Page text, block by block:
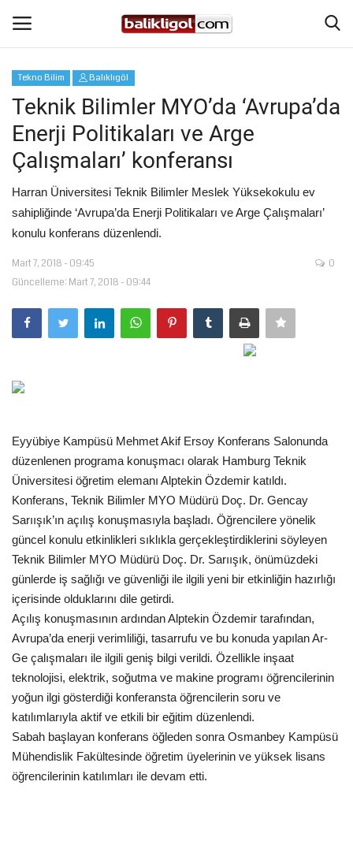
Giriş Yap
Anasayfa
Magazin
Şanlıurfa
Spor
Gündem
Ekonomi
Siyaset
Galeriler
Yaşam
Künye
Sağlık
İletişim
Kültür Sanat
Tekno Bilim Balıklıgöl
Teknik Bilimler MYO’da ‘Avrupa’da
Enerji Politikaları ve Arge
Çalışmaları’ konferansı
Harran Üniversitesi Teknik Bilimler Meslek Yüksekokulu ev
sahipliğinde ‘Avrupa’da Enerji Politikaları ve Arge Çalışmaları’
konulu konferans düzenlendi.
Mart 7, 2018 - 09:45
Güncelleme: Mart 7, 2018 - 09:44
0
Eyyübiye Kampüsü Mehmet Akif Ersoy Konferans Salonunda
düzenlenen programa konuşmacı olarak Hamburg Teknik
Üniversitesi öğretim elemanı Alptekin Özdemir katıldı.
Konferans, Teknik Bilimler MYO Müdürü Doç. Dr. Gencay
Sarıışık’ın açılış konuşmasıyla başladı. Öğrencilere yönelik
güncel konulu etkinlikleri sıklıkla gerçekleştirdiklerini söyleyen
Teknik Bilimler MYO Müdürü Doç. Dr. Sarıışık, önümüzdeki
günlerde iş sağlığı ve güvenliği ile ilgili yeni bir etkinliğin hazırlığı
içerisinde olduklarını dile getirdi.
Açılış konuşmasının ardından Alptekin Özdemir tarafından,
Avrupa’da enerji verimliliği, tasarrufu ve bu konuda yapılan Ar-
Ge çalışmaları ile ilgili geniş bilgi verildi. Özellikle inşaat
teknolojisi, elektrik, soğutma ve makine programı öğrencilerinin
yoğun ilgi gösterdiği konferansta öğrencilerin soru ve
katılımlarıyla aktif ve etkili bir eğitim düzenlendi.
Sabah başlayan konferans öğleden sonra Osmanbey Kampüsü
Mühendislik Fakültesinde öğretim üyelerinin ve yüksek lisans
öğrencilerinin katılımları ile devam etti.